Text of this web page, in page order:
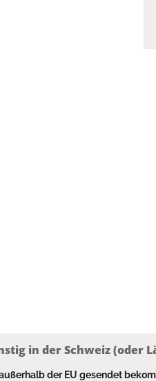
in der Schweiz (oder
der EU gesendet